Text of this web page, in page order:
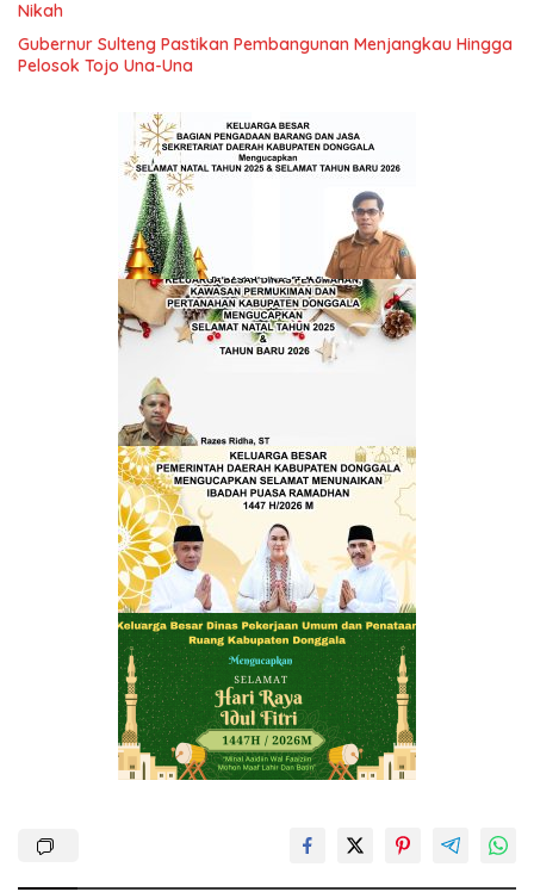
Nikah
Gubernur Sulteng Pastikan Pembangunan Menjangkau Hingga
Pelosok Tojo Una-Una